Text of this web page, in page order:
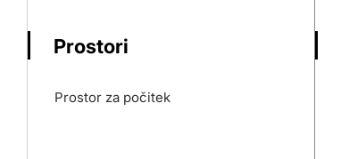
Prostori
Prostor za počitek